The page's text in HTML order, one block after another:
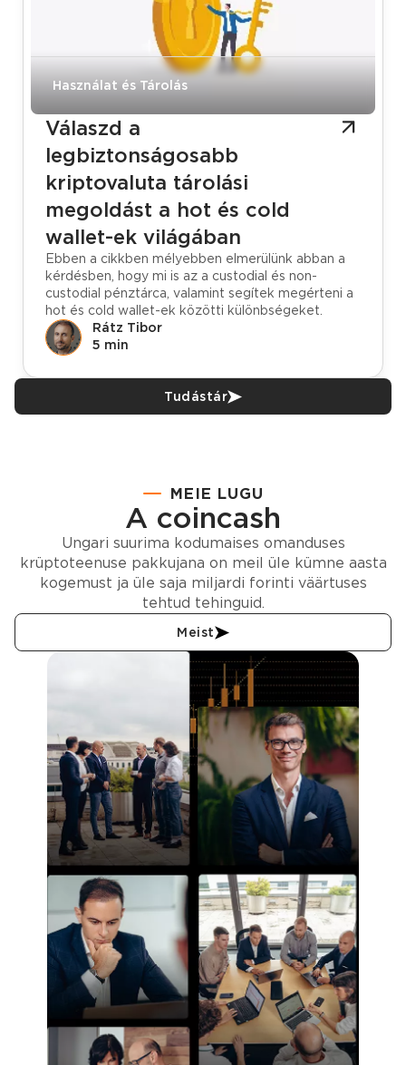
Használat és Tárolás
Válaszd a
legbiztonságosabb
kriptovaluta tárolási
megoldást a hot és cold
wallet-ek világában
Ebben a cikkben mélyebben elmerülünk abban a
kérdésben, hogy mi is az a custodial és non-
custodial pénztárca, valamint segítek megérteni a
hot és cold wallet-ek közötti különbségeket.
Rátz Tibor
5 min
Tudástár
MEIE LUGU
A coincash
Ungari suurima kodumaises omanduses
krüptoteenuse pakkujana on meil üle kümne aasta
kogemust ja üle saja miljardi forinti väärtuses
tehtud tehinguid.
Meist